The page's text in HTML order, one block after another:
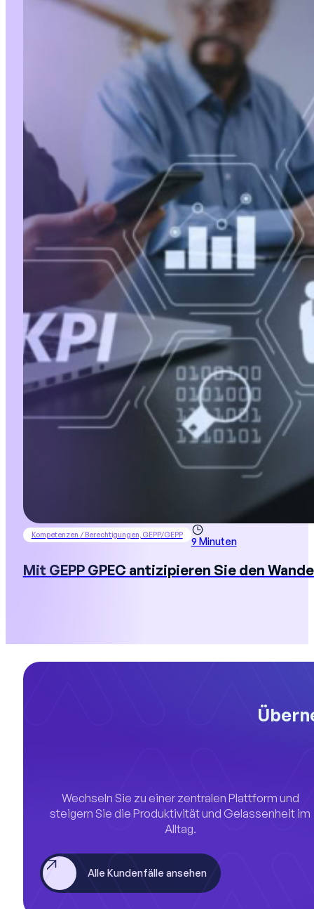
Kompetenzen / Berechtigungen, GEPP/GEPP
9 Minuten
Mit GEPP GPEC antizipieren Sie den
Wechseln Sie zu einer zentralen Plattform und
steigern Sie die Produktivität und Gelassenheit im
Alltag.
Alle Kundenfälle ansehen